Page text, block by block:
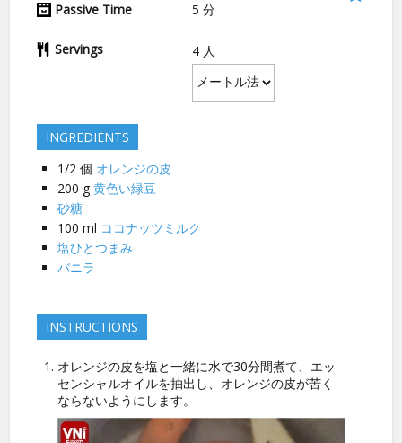
Passive Time
5 分
Servings 4 人
INGREDIENTS
1/2 個 オレンジの皮
200 g 黄色い緑豆
砂糖
100 ml ココナッツミルク
塩ひとつまみ
バニラ
INSTRUCTIONS
オレンジの皮を塩と一緒に水で30分間煮て、エッ
センシャルオイルを抽出し、オレンジの皮が苦く
ならないようにします。